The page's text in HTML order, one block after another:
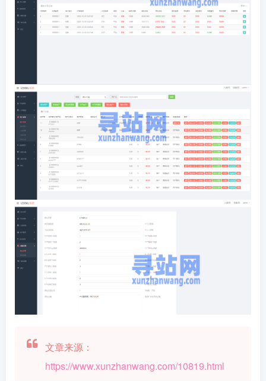
文章来源：
https://www.xunzhanwang.com/10819.html